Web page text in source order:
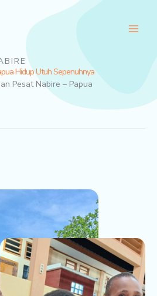
Hidup Utuh Sepenuhnya
Pesat Nabire – Papua